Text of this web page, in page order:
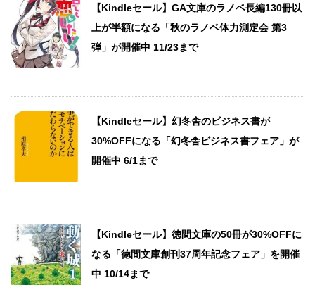
【Kindleセール】GA文庫のラノベ長編130冊以
上が半額になる「秋のラノベ体力測定会 第3
弾」が開催中 11/23まで
【Kindleセール】幻冬舎のビジネス書が
30%OFFになる「幻冬舎ビジネス書フェア」が
開催中 6/1まで
【Kindleセール】徳間文庫の50冊が30%OFFに
なる「徳間文庫創刊37周年記念フェア」を開催
中 10/14まで